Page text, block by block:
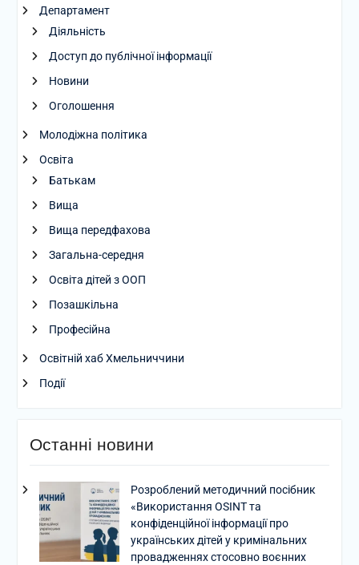
Департамент
Діяльність
Доступ до публічної інформації
Новини
Оголошення
Молодіжна політика
Освіта
Батькам
Вища
Вища передфахова
Загальна-середня
Освіта дітей з ООП
Позашкільна
Професійна
Освітній хаб Хмельниччини
Події
Останні новини
Розроблений методичний посібник
«Використання OSINT та
конфіденційної інформації про
українських дітей у кримінальних
провадженнях стосовно воєнних